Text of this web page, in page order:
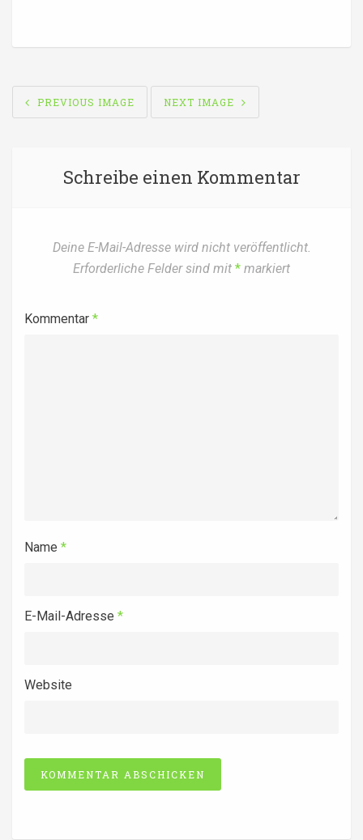
IMAGE
NAVIGATION
PREVIOUS IMAGE NEXT IMAGE
Schreibe einen Kommentar
Deine E-Mail-Adresse wird nicht veröffentlicht.
Erforderliche Felder sind mit * markiert
Kommentar *
Name *
E-Mail-Adresse *
Website